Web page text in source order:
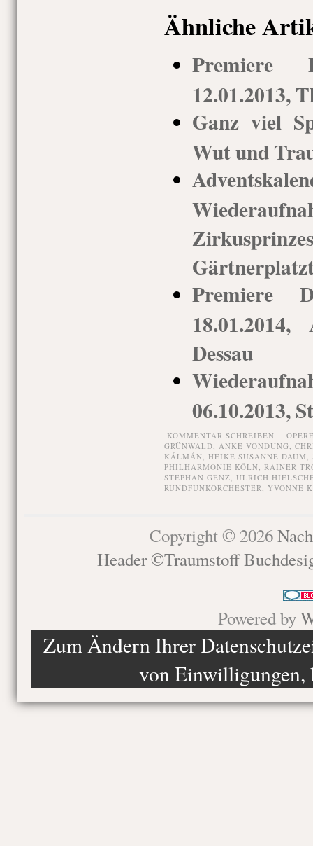
Ähnliche
Premiere
12.01.2013,
Ganz viel
Wut und
Premiere
18.01.2014,
Dessau
06.10.2013,
KOMMENTAR SCHREIBEN
GRÜNWALD, ANKE VONDUNG,
KÁLMÁN, HEIKE SUSANNE DAUM,
PHILHARMONIE KÖLN, RAINER
STEPHAN GENZ, ULRICH
RUNDFUNKORCHESTER, YVONNE
Copyright © 2026
Header ©Traumstoff
Powered by
Zum Ändern Ihrer
von